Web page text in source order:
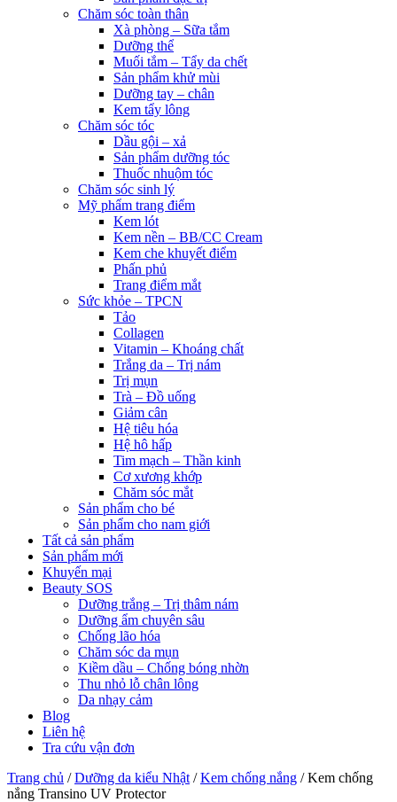
Chăm sóc toàn thân
Xà phòng – Sữa tắm
Dưỡng thể
Muối tắm – Tẩy da chết
Sản phẩm khử mùi
Dưỡng tay – chân
Kem tẩy lông
Chăm sóc tóc
Dầu gội – xả
Sản phẩm dưỡng tóc
Thuốc nhuộm tóc
Chăm sóc sinh lý
Mỹ phẩm trang điểm
Kem lót
Kem nền – BB/CC Cream
Kem che khuyết điểm
Phấn phủ
Trang điểm mắt
Sức khỏe – TPCN
Tảo
Collagen
Vitamin – Khoáng chất
Trắng da – Trị nám
Trị mụn
Trà – Đồ uống
Giảm cân
Hệ tiêu hóa
Hệ hô hấp
Tim mạch – Thần kinh
Cơ xương khớp
Chăm sóc mắt
Sản phẩm cho bé
Sản phẩm cho nam giới
Tất cả sản phẩm
Sản phẩm mới
Khuyến mại
Beauty SOS
Dưỡng trắng – Trị thâm nám
Dưỡng ẩm chuyên sâu
Chống lão hóa
Chăm sóc da mụn
Kiềm dầu – Chống bóng nhờn
Thu nhỏ lỗ chân lông
Da nhạy cảm
Blog
Liên hệ
Tra cứu vận đơn
Trang chủ /Dưỡng da kiểu Nhật /Kem chống nắng /Kem chống
nắng Transino UV Protector